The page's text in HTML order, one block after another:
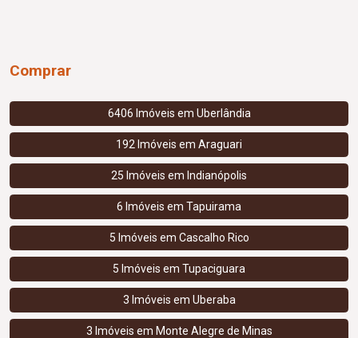
Comprar
6406 Imóveis em Uberlândia
192 Imóveis em Araguari
25 Imóveis em Indianópolis
6 Imóveis em Tapuirama
5 Imóveis em Cascalho Rico
5 Imóveis em Tupaciguara
3 Imóveis em Uberaba
3 Imóveis em Monte Alegre de Minas